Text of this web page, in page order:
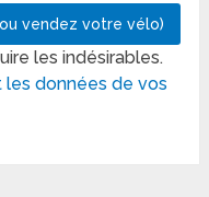
les indésirables.
les données de vos